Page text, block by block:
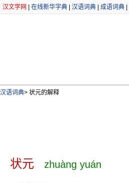
汉文学网 在线新华字典 汉语词典 成语词典
汉语词典> 状元的解释
状元 zhuàng yuán